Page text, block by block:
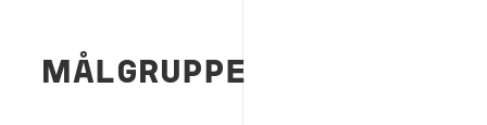
MÅLGRUPPE